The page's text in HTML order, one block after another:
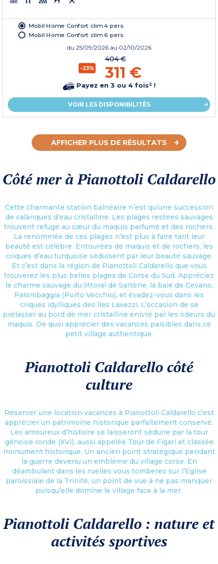
Mobil Home Confort clim 4 pers.
Mobil Home Confort clim 6 pers.
du 25/09/2026 au 02/10/2026
-23%
404 €
311 €
Payez en 3 ou 4 fois² !
VOIR LES DISPONIBILITÉS
AFFICHER PLUS DE RÉSULTATS
Côté mer à Pianottoli Caldarello
Cette charmante station balnéaire n’est qu’une succession
de calanques d’eau cristalline. Les plages restées sauvages
trouvent refuge au cœur du maquis parfumé et des rochers.
La renommée de ces plages n’est plus à faire tant leur
beauté est célèbre. Entourées de maquis et de rochers, les
criques d’eau turquoise séduisent par leur beauté sauvage.
Et c’est dans la région de Pianottoli Caldarello que vous
trouverez les plus belles plages de Corse du Sud. Appréciez
le charme sauvage du littoral de Sartène, la baie de Cevano,
Palombaggia (Porto Vecchio), et évadez-vous dans les
criques idylliques des îles Lavezzi. L’occasion de se
prélasser au bord de mer cristalline enivré par les odeurs du
maquis. De quoi apprécier des vacances paisibles dans ce
petit village authentique.
Pianottoli Caldarello côté
culture
Réserver une location vacances à Pianottoli Caldarello c’est
apprécier un patrimoine historique parfaitement conservé.
Les amoureux d’histoire se laisseront séduire par la tour
génoise ronde (XVI), aussi appelée Tour de Figari et classée
monument historique. Un ancien point stratégique pendant
la guerre devenu un emblème du village corse. En
déambulant dans les ruelles vous tomberez sur l’Eglise
paroissiale de la Trinité, un point de vue à ne pas manquer
puisqu’elle domine le village face à la mer.
Pianottoli Caldarello : nature et
activités sportives